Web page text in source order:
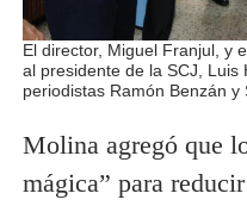
El director, Miguel Franjul, y
al presidente de la SCJ, Luis
periodistas Ramón Benzán y
Molina agregó que
mágica” para